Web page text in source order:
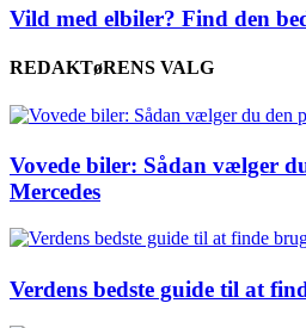
Vild med elbiler? Find den
REDAKTøRENS VALG
Vovede biler: Sådan vælger
Mercedes
Verdens bedste guide til at